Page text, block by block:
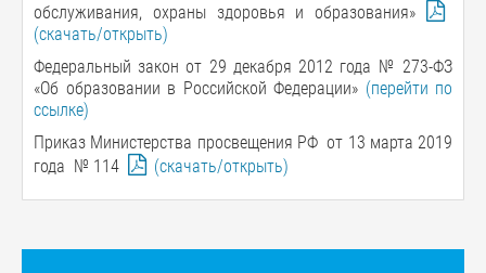
обслуживания, охраны здоровья и образования»
(скачать/открыть)
Федеральный закон от 29 декабря 2012 года № 273-ФЗ
«Об образовании в Российской Федерации» (перейти по
ссылке)
Приказ Министерства просвещения РФ от 13 марта 2019
года № 114
(скачать/открыть)